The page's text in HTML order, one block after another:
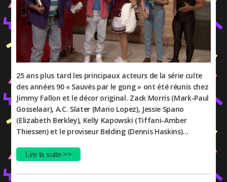
25 ans plus tard les principaux acteurs de la série culte
des années 90 « Sauvés par le gong » ont été réunis chez
Jimmy Fallon et le décor original. Zack Morris (Mark-Paul
Gosselaar), A.C. Slater (Mario Lopez), Jessie Spano
(Elizabeth Berkley), Kelly Kapowski (Tiffani-Amber
Thiessen) et le proviseur Belding (Dennis Haskins)…
Lire la suite >>